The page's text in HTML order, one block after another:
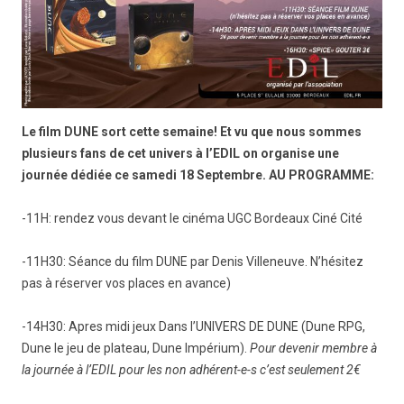
Le film DUNE sort cette semaine! Et vu que nous sommes
plusieurs fans de cet univers à l’EDIL on organise une
journée dédiée ce samedi 18 Septembre. AU PROGRAMME:
-11H: rendez vous devant le cinéma UGC Bordeaux Ciné Cité
-11H30: Séance du film DUNE par Denis Villeneuve. N’hésitez
pas à réserver vos places en avance)
-14H30: Apres midi jeux Dans l’UNIVERS DE DUNE (Dune RPG,
Dune le jeu de plateau, Dune Impérium). Pour devenir membre à
la journée à l’EDIL pour les non adhérent-e-s c’est seulement 2€